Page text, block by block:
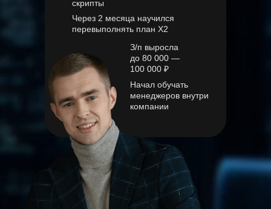
скрипты
Через 2 месяца научился
перевыполнять план Х2
З/п выросла
до 80 000 —
100 000 ₽
Начал обучать
менеджеров внутри
компании